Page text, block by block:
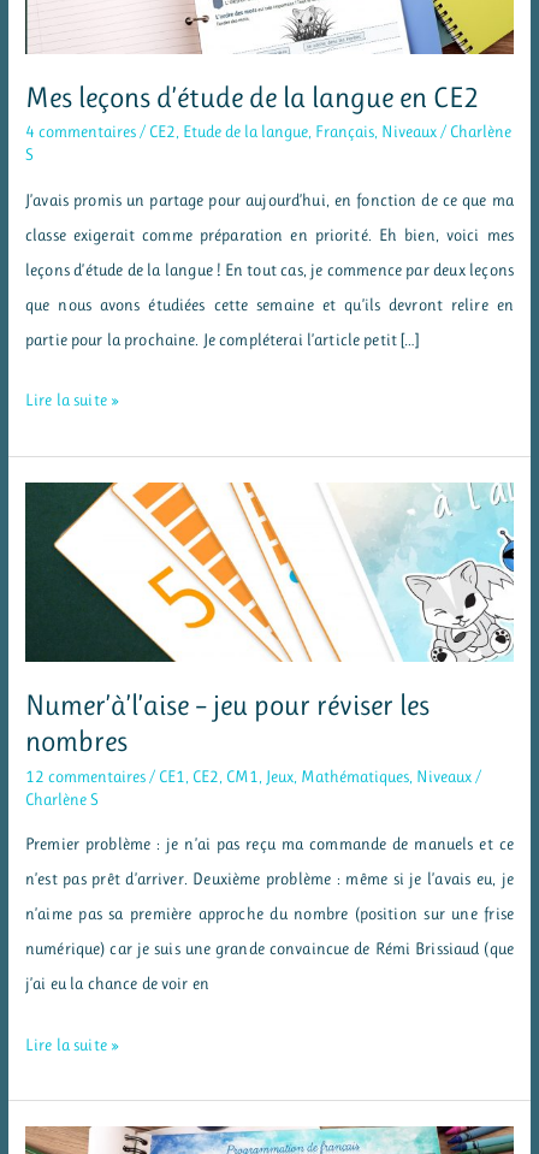
Mes leçons d’étude de la langue en CE2
4 commentaires/ CE2, Etude de la langue, Français, Niveaux/ Charlène
S
J’avais promis un partage pour aujourd’hui, en fonction de ce que ma
classe exigerait comme préparation en priorité. Eh bien, voici mes
leçons d’étude de la langue ! En tout cas, je commence par deux leçons
que nous avons étudiées cette semaine et qu’ils devront relire en
partie pour la prochaine. Je compléterai l’article petit […]
Mes
langue
Lire la suite »
Numer’à’l’aise – jeu pour réviser les
nombres
12 commentaires / CE1 CE2 CM1 Jeux Mathématiques Niveaux /
Charlène S
Premier problème : je n’ai pas reçu ma commande de manuels et ce
n’est pas prêt d’arriver. Deuxième problème : même si je l’avais eu, je
n’aime pas sa première approche du nombre (position sur une frise
numérique) car je suis une grande convaincue de Rémi Brissiaud (que
j’ai eu la chance de voir en
Numer’à’l’aise
pour
Lire la suite »